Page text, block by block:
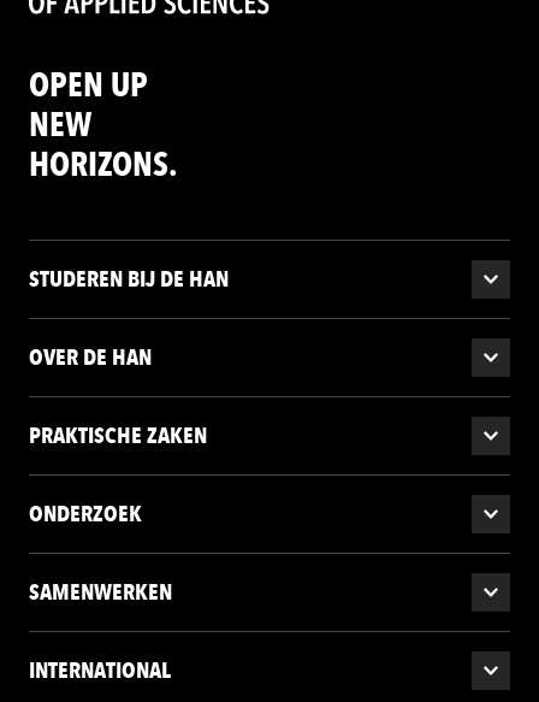
OPEN UP
NEW
HORIZONS.
STUDEREN BIJ DE HAN
OVER DE HAN
PRAKTISCHE ZAKEN
ONDERZOEK
SAMENWERKEN
INTERNATIONAL